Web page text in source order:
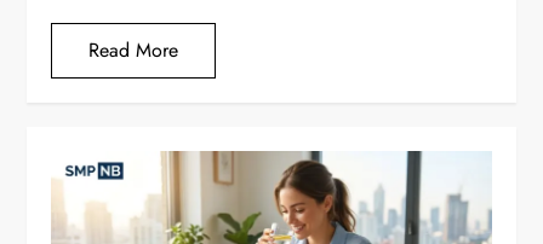
Read More